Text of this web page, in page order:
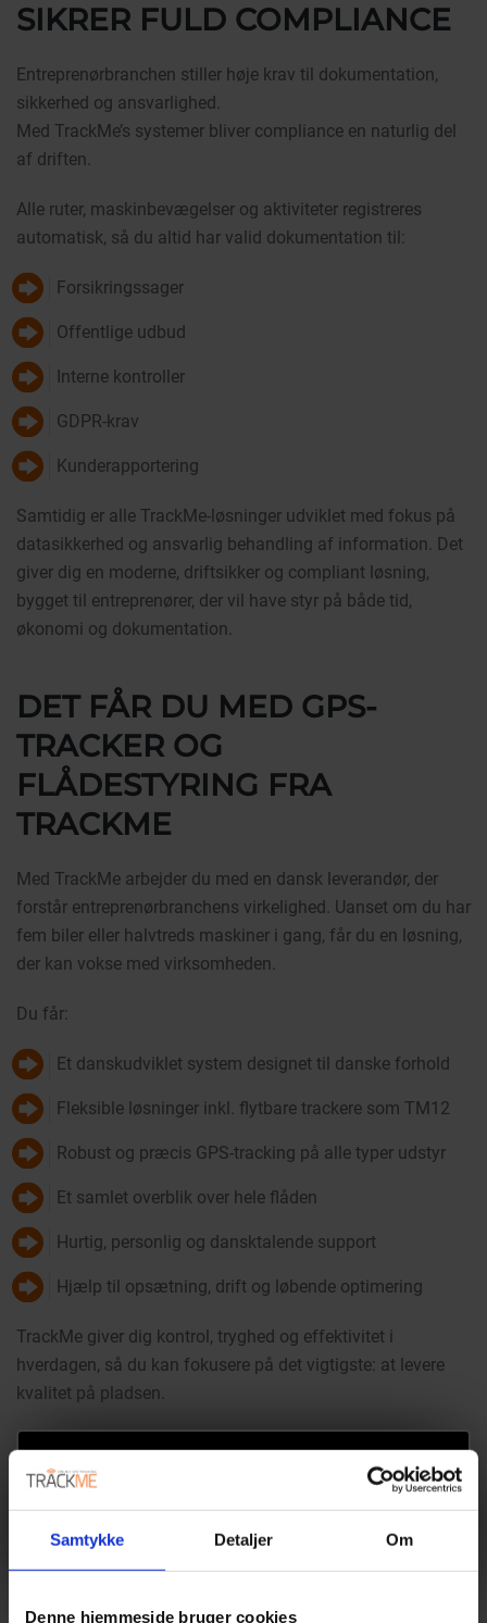
Samtykke Detaljer Om
Denne hjemmeside bruger cookies
SIKRER FULD COMPLIANCE
Entreprenørbranchen stiller høje krav til dokumentation,
sikkerhed og ansvarlighed.
Med TrackMe’s systemer bliver compliance en naturlig del
af driften.
Alle ruter, maskinbevægelser og aktiviteter registreres
automatisk, så du altid har valid dokumentation til:
Forsikringssager
Offentlige udbud
Interne kontroller
GDPR-krav
Kunderapportering
Samtidig er alle TrackMe-løsninger udviklet med fokus på
datasikkerhed og ansvarlig behandling af information. Det
giver dig en moderne, driftsikker og compliant løsning,
bygget til entreprenører, der vil have styr på både tid,
økonomi og dokumentation.
DET FÅR DU MED GPS-
TRACKER OG
FLÅDESTYRING FRA
TRACKME
Med TrackMe arbejder du med en dansk leverandør, der
forstår entreprenørbranchens virkelighed. Uanset om du har
fem biler eller halvtreds maskiner i gang, får du en løsning,
der kan vokse med virksomheden.
Du får:
Et danskudviklet system designet til danske forhold
Fleksible løsninger inkl. flytbare trackere som TM12
Robust og præcis GPS-tracking på alle typer udstyr
Et samlet overblik over hele flåden
Hurtig, personlig og dansktalende support
Hjælp til opsætning, drift og løbende optimering
TrackMe giver dig kontrol, tryghed og effektivitet i
hverdagen, så du kan fokusere på det vigtigste: at levere
kvalitet på pladsen.